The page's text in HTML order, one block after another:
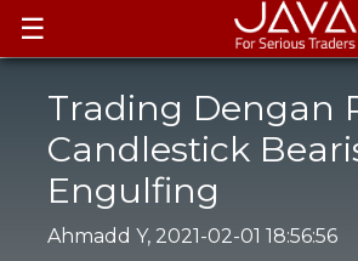
☰
Trading Dengan
Candlestick
Engulfing
Ahmadd Y, 2021-02-01 18:56:56